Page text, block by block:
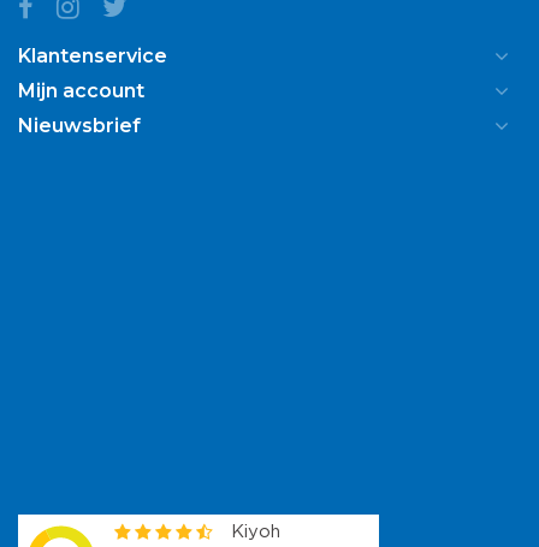
Klantenservice
Mijn account
Nieuwsbrief